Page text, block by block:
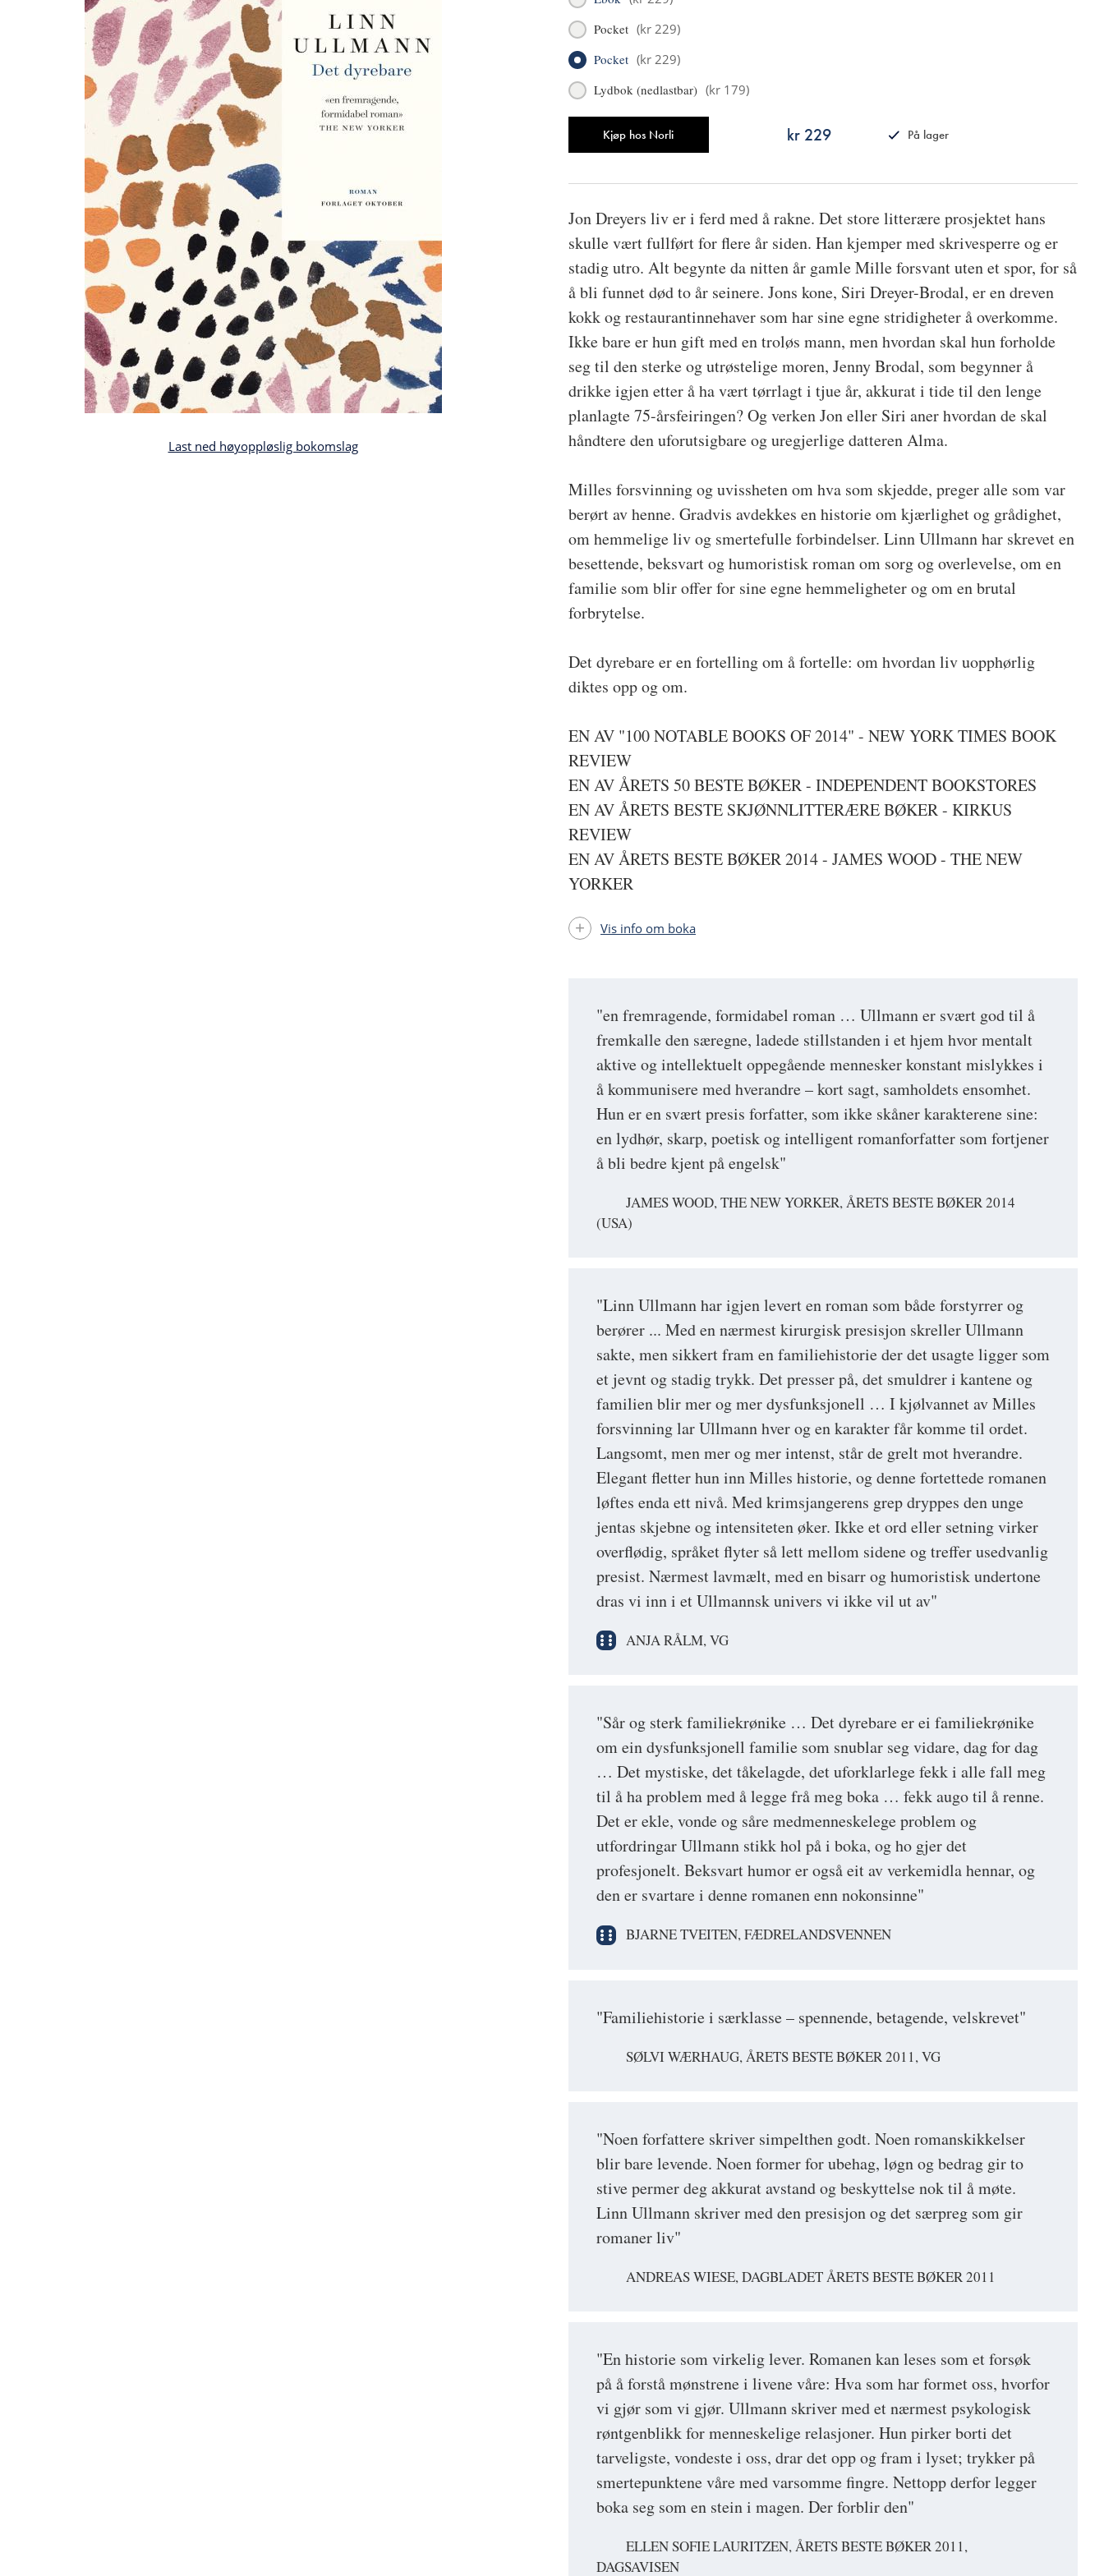
Last ned høyoppløslig bokomslag
Pocket (kr 229)
Pocket (kr 229)
Lydbok (nedlastbar) (kr 179)
Kjøp hos Norli kr 229
På lager
"en fremragende, formidabel roman … Ullmann er svært god til å
fremkalle den særegne, ladede stillstanden i et hjem hvor mentalt
aktive og intellektuelt oppegående mennesker konstant mislykkes i
å kommunisere med hverandre – kort sagt, samholdets ensomhet.
Hun er en svært presis forfatter, som ikke skåner karakterene sine:
en lydhør, skarp, poetisk og intelligent romanforfatter som fortjener
å bli bedre kjent på engelsk"
JAMES WOOD, THE NEW YORKER, ÅRETS BESTE BØKER 2014
(USA)
"Linn Ullmann har igjen levert en roman som både forstyrrer og
berører ... Med en nærmest kirurgisk presisjon skreller Ullmann
sakte, men sikkert fram en familiehistorie der det usagte ligger som
et jevnt og stadig trykk. Det presser på, det smuldrer i kantene og
familien blir mer og mer dysfunksjonell … I kjølvannet av Milles
forsvinning lar Ullmann hver og en karakter får komme til ordet.
Langsomt, men mer og mer intenst, står de grelt mot hverandre.
Elegant fletter hun inn Milles historie, og denne fortettede romanen
løftes enda ett nivå. Med krimsjangerens grep dryppes den unge
jentas skjebne og intensiteten øker. Ikke et ord eller setning virker
overflødig, språket flyter så lett mellom sidene og treffer usedvanlig
presist. Nærmest lavmælt, med en bisarr og humoristisk undertone
dras vi inn i et Ullmannsk univers vi ikke vil ut av"
ANJA RÅLM, VG
"Sår og sterk familiekrønike … Det dyrebare er ei familiekrønike
om ein dysfunksjonell familie som snublar seg vidare, dag for dag
… Det mystiske, det tåkelagde, det uforklarlege fekk i alle fall meg
til å ha problem med å legge frå meg boka … fekk augo til å renne.
Det er ekle, vonde og såre medmenneskelege problem og
utfordringar Ullmann stikk hol på i boka, og ho gjer det
profesjonelt. Beksvart humor er også eit av verkemidla hennar, og
den er svartare i denne romanen enn nokonsinne"
BJARNE TVEITEN, FÆDRELANDSVENNEN
"Familiehistorie i særklasse – spennende, betagende, velskrevet"
SØLVI WÆRHAUG, ÅRETS BESTE BØKER 2011, VG
"Noen forfattere skriver simpelthen godt. Noen romanskikkelser
blir bare levende. Noen former for ubehag, løgn og bedrag gir to
stive permer deg akkurat avstand og beskyttelse nok til å møte.
Linn Ullmann skriver med den presisjon og det særpreg som gir
romaner liv"
ANDREAS WIESE, DAGBLADET ÅRETS BESTE BØKER 2011
"En historie som virkelig lever. Romanen kan leses som et forsøk
på å forstå mønstrene i livene våre: Hva som har formet oss, hvorfor
vi gjør som vi gjør. Ullmann skriver med et nærmest psykologisk
røntgenblikk for menneskelige relasjoner. Hun pirker borti det
tarveligste, vondeste i oss, drar det opp og fram i lyset; trykker på
smertepunktene våre med varsomme fingre. Nettopp derfor legger
boka seg som en stein i magen. Der forblir den"
ELLEN SOFIE LAURITZEN, ÅRETS BESTE BØKER 2011,
DAGSAVISEN
Jon Dreyers liv er i ferd med å rakne. Det store litterære prosjektet hans
skulle vært fullført for flere år siden. Han kjemper med skrivesperre og er
stadig utro. Alt begynte da nitten år gamle Mille forsvant uten et spor, for så
å bli funnet død to år seinere. Jons kone, Siri Dreyer-Brodal, er en dreven
kokk og restaurantinnehaver som har sine egne stridigheter å overkomme.
Ikke bare er hun gift med en troløs mann, men hvordan skal hun forholde
seg til den sterke og utrøstelige moren, Jenny Brodal, som begynner å
drikke igjen etter å ha vært tørrlagt i tjue år, akkurat i tide til den lenge
planlagte 75-årsfeiringen? Og verken Jon eller Siri aner hvordan de skal
håndtere den uforutsigbare og uregjerlige datteren Alma.
Milles forsvinning og uvissheten om hva som skjedde, preger alle som var
berørt av henne. Gradvis avdekkes en historie om kjærlighet og grådighet,
om hemmelige liv og smertefulle forbindelser. Linn Ullmann har skrevet en
besettende, beksvart og humoristisk roman om sorg og overlevelse, om en
familie som blir offer for sine egne hemmeligheter og om en brutal
forbrytelse.
Det dyrebare er en fortelling om å fortelle: om hvordan liv uopphørlig
diktes opp og om.
EN AV "100 NOTABLE BOOKS OF 2014" - NEW YORK TIMES BOOK
REVIEW
EN AV ÅRETS 50 BESTE BØKER - INDEPENDENT BOOKSTORES
EN AV ÅRETS BESTE SKJØNNLITTERÆRE BØKER - KIRKUS
REVIEW
EN AV ÅRETS BESTE BØKER 2014 - JAMES WOOD - THE NEW
YORKER
Vis info om boka